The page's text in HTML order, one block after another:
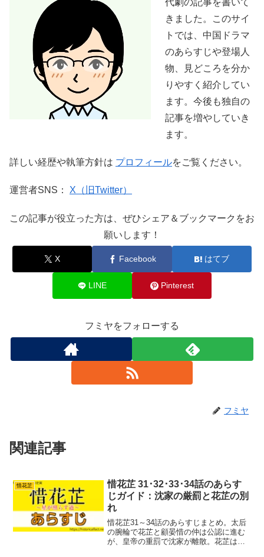
代劇の記事を書いて
きました。このサイ
トでは、中国ドラマ
のあらすじや登場人
物、見どころを分か
りやすく紹介してい
ます。今後も独自の
記事を増やしていき
ます。
詳しい経歴や執筆方針は プロフィールをご覧ください。
運営者SNS： X（旧Twitter）
この記事が役立った方は、ぜひシェア＆ブックマークをお
願いします！
X Facebook はてブ
LINE Pinterest
フミヤをフォローする
フミヤ
関連記事
惜花芷
惜花芷 31･32･33･34話のあらす
じガイド：沈家の厳罰と花芷の別
れ
惜花芷31～34話のあらすじまとめ。太后
の腕輪で花芷と顧晏惜の仲は公認に進む
が、皇帝の重罰で沈家が離散。花芷は腕